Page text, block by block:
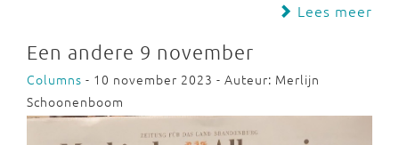
Lees meer
Een andere 9 november
Columns - 10 november 2023 - Auteur: Merlijn
Schoonenboom